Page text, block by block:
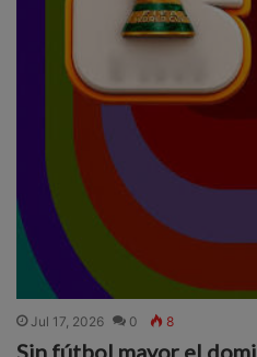
Jul 17, 2026 0 8
Sin fútbol mayor el